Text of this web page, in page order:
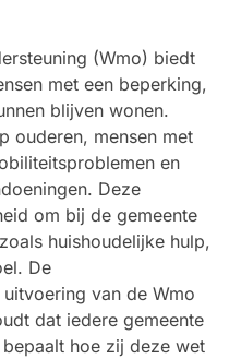
(Wmo) biedt
met een beperking,
blijven wonen.
ouderen, mensen met
en
Deze
om bij de gemeente
huishoudelijke hulp,
De
van de Wmo
dat iedere gemeente
hoe zij deze wet